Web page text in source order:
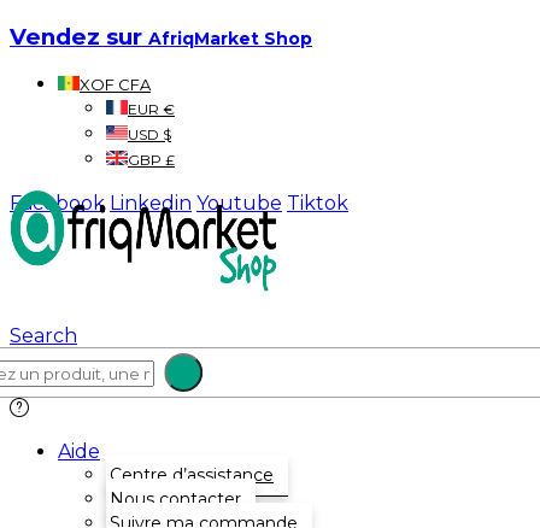
Vendez sur AfriqMarket Shop
XOF CFA
EUR €
USD $
GBP £
Facebook Linkedin Youtube Tiktok
Search
Aide
Centre d’assistance
Nous contacter